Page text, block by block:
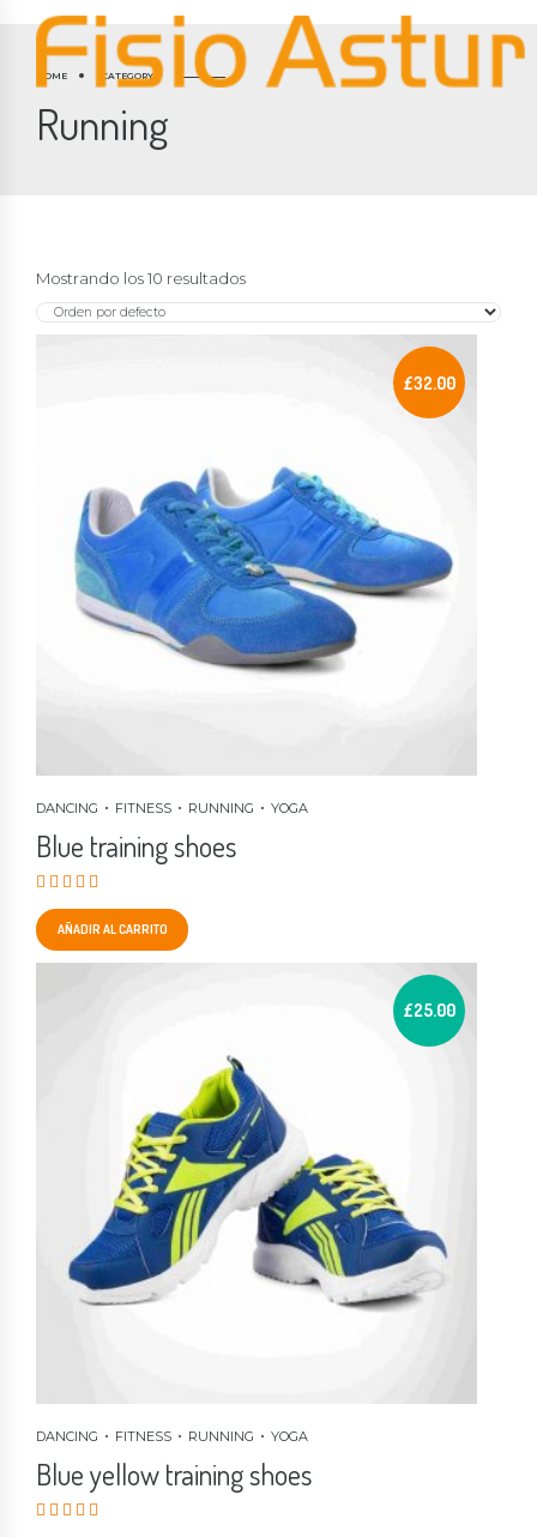
HOME CATEGORY
Running
Mostrando los 10 resultados
DANCING FITNESS RUNNING YOGA
Blue training shoes
£32.00
AÑADIR AL CARRITO
DANCING FITNESS RUNNING YOGA
Blue yellow training shoes
£25.00